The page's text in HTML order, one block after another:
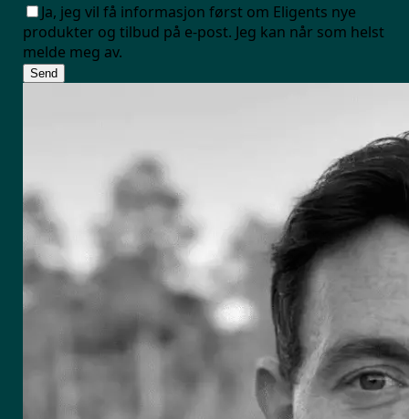
Ja, jeg vil få informasjon først om Eligents nye
produkter og tilbud på e-post. Jeg kan når som helst
melde meg av.
Send